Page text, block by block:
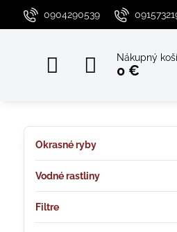
0904290539
Nákupný
0 €
Okrasné ryby
Vodné rastliny
Filtre